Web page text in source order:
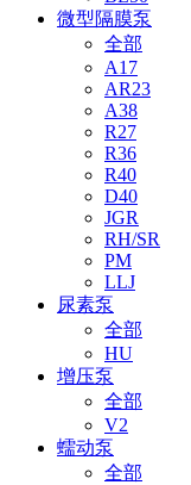
微型隔膜泵
全部
A17
AR23
A38
R27
R36
R40
D40
JGR
RH/SR
PM
LLJ
尿素泵
全部
HU
增压泵
全部
V2
蠕动泵
全部